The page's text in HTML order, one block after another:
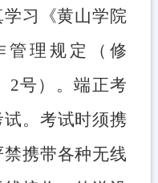
习
《黄山学院
管理规定（修
2号） 。端正考
。 考试时须携
禁携带各种无线